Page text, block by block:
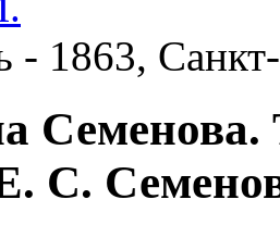
- 1863,
Семенова.
С.